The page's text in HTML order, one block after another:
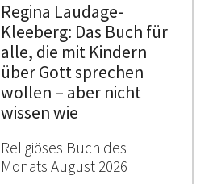
Regina Laudage-
Kleeberg: Das Buch für
alle, die mit Kindern
über Gott sprechen
wollen – aber nicht
wissen wie
Religiöses Buch des
Monats August 2026